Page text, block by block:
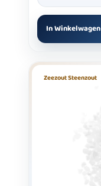
In Winkelwagen
Zeezout Steenzout